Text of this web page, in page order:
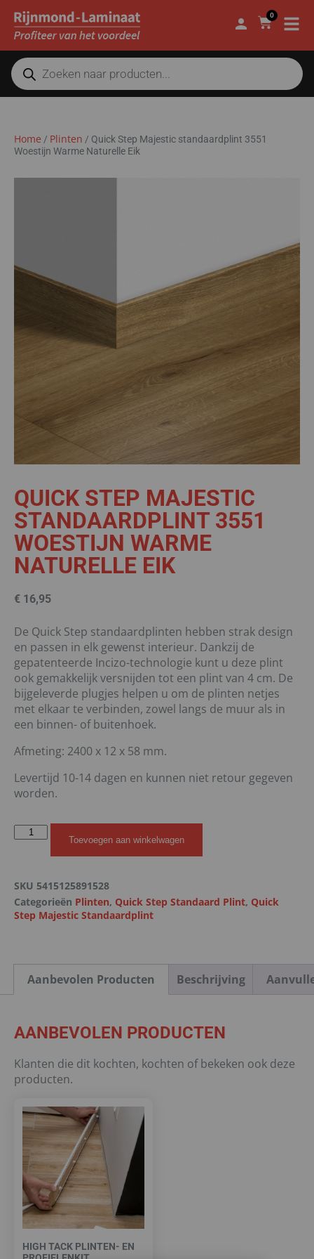
0
Home / Plinten / Quick Step Majestic standaardplint 3551
Woestijn Warme Naturelle Eik
QUICK STEP MAJESTIC
STANDAARDPLINT 3551
WOESTIJN WARME
NATURELLE EIK
€ 16,95
De Quick Step standaardplinten hebben strak design
en passen in elk gewenst interieur. Dankzij de
gepatenteerde Incizo-technologie kunt u deze plint
ook gemakkelijk versnijden tot een plint van 4 cm. De
bijgeleverde plugjes helpen u om de plinten netjes
met elkaar te verbinden, zowel langs de muur als in
een binnen- of buitenhoek.
Afmeting: 2400 x 12 x 58 mm.
Levertijd 10-14 dagen en kunnen niet retour gegeven
worden.
Toevoegen aan winkelwagen
SKU 5415125891528
Categorieën Plinten, Quick Step Standaard Plint, Quick
Step Majestic Standaardplint
Aanbevolen Producten Beschrijving
AANBEVOLEN PRODUCTEN
Klanten die dit kochten, kochten of bekeken ook deze
producten.
HIGH TACK PLINTEN- EN